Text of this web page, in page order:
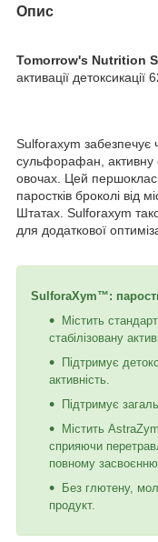
Опис
Tomorrow's Nutrition
активації детоксикації
Sulforaxym забезпечує
сульфорафан, активну
овочах. Цей
паростків броколі від
Штатах. Sulforaxym
для додаткової
SulforaXym™:
Містить
стабілізовану
Підтримує
активність.
Підтримує
Містить
сприяючи
повному засвоєнню
Без глютену,
продукт.